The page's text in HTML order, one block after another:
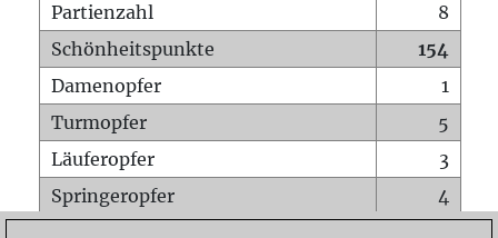
Partienzahl
8
Schönheitspunkte
154
Damenopfer
1
Turmopfer
5
Läuferopfer
3
Springeropfer
4